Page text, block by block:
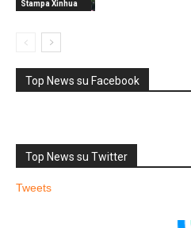
Stampa Xinhua
Top News su Facebook
Top News su Twitter
Tweets